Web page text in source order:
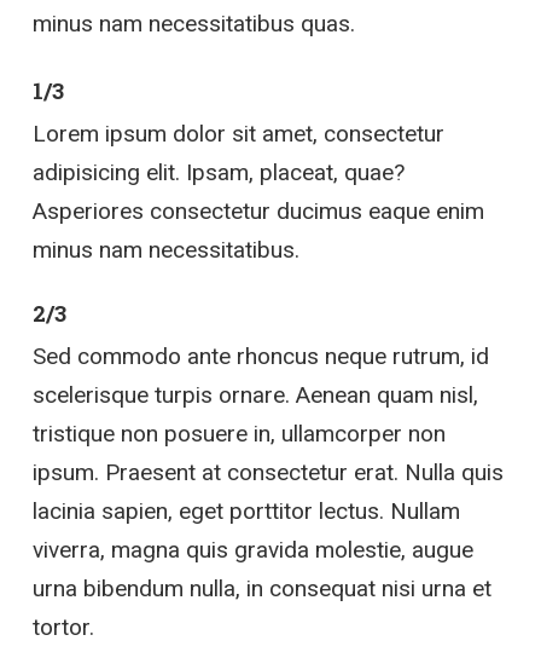
minus nam necessitatibus quas.
1/3
Lorem ipsum dolor sit amet, consectetur
adipisicing elit. Ipsam, placeat, quae?
Asperiores consectetur ducimus eaque enim
minus nam necessitatibus.
2/3
Sed commodo ante rhoncus neque rutrum, id
scelerisque turpis ornare. Aenean quam nisl,
tristique non posuere in, ullamcorper non
ipsum. Praesent at consectetur erat. Nulla quis
lacinia sapien, eget porttitor lectus. Nullam
viverra, magna quis gravida molestie, augue
urna bibendum nulla, in consequat nisi urna et
tortor.